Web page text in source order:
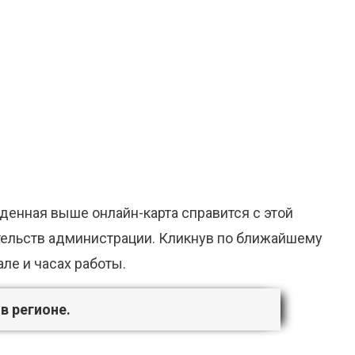
выше онлайн-карта справится с этой
администрации. Кликнув по ближайшему
и часах работы.
регионе.